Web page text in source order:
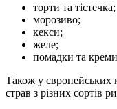
торти та тістечка;
морозиво;
кекси;
желе;
помадки та
Також у європейських
страв з різних сортів